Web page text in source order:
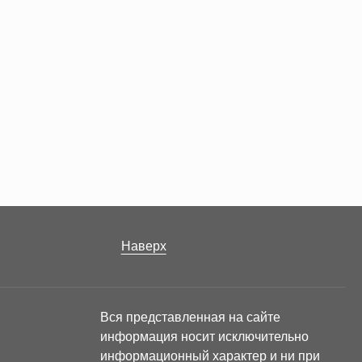
Этот факт весьма положительно
клиентам вполне конкурентную.
заранее на стадии заключения договора
возможные транспортные задержки;
Наверх
Вся представленная на сайте
информация носит исключительно
информационный характер и ни при